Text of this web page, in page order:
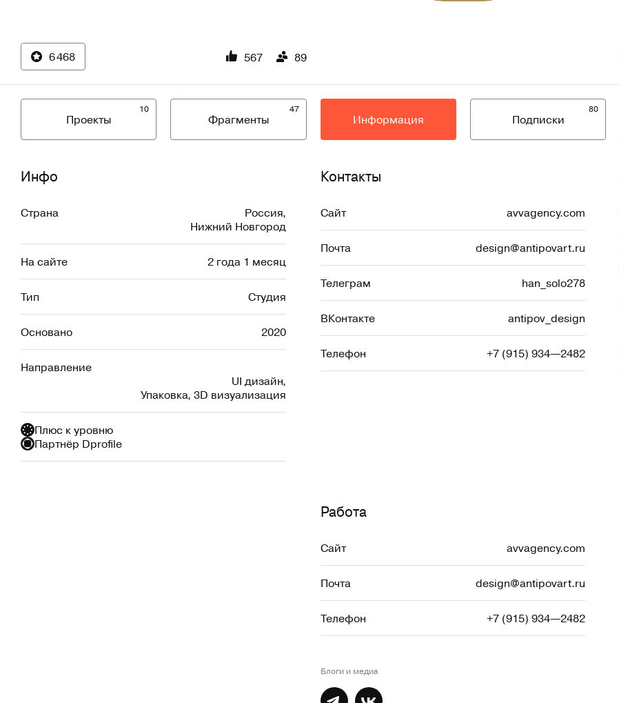
6 468 567 89
10
Проекты
47
Фрагменты Информация
80
Подписки
Инфо
Страна Россия,
Нижний Новгород
На сайте 2 года 1 месяц
Тип Студия
Основано 2020
Направление
UI дизайн,
Упаковка, 3D визуализация
Плюс к уровню
Партнёр Dprofile
Контакты
Сайт avvagency.com
Почта design@antipovart.ru
Телеграм han_solo278
ВКонтакте antipov_design
Телефон +7 (915) 934—2482
Работа
Сайт avvagency.com
Почта design@antipovart.ru
Телефон +7 (915) 934—2482
Блоги и медиа